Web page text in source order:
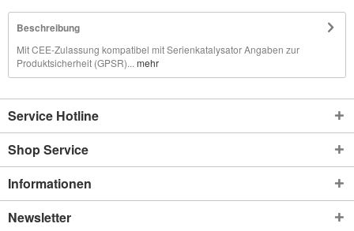
Beschreibung
Mit CEE-Zulassung kompatibel mit Serienkatalysator Angaben zur
Produktsicherheit (GPSR)... mehr
Service Hotline
Shop Service
Informationen
Newsletter